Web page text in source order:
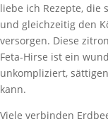
liebe ich Rezepte, die
und gleichzeitig den
versorgen. Diese
Feta-Hirse ist ein
unkompliziert,
kann.
Viele verbinden